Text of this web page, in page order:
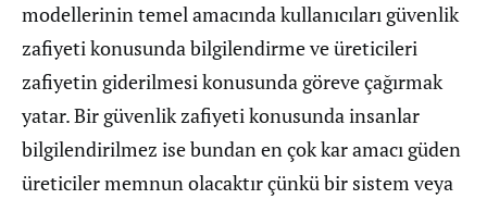
modellerinin temel amacında kullanıcıları güvenlik
zafiyeti konusunda bilgilendirme ve üreticileri
zafiyetin giderilmesi konusunda göreve çağırmak
yatar. Bir güvenlik zafiyeti konusunda insanlar
bilgilendirilmez ise bundan en çok kar amacı güden
üreticiler memnun olacaktır çünkü bir sistem veya